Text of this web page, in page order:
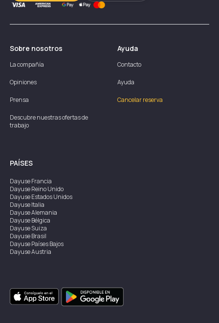
Sobre nosotros
La compañía
Opiniones
Prensa
Descubre nuestras ofertas de
trabajo
Ayuda
Contacto
Ayuda
Cancelar reserva
PAÍSES
DayuseFrancia
DayuseReino Unido
DayuseEstados Unidos
DayuseItalia
DayuseAlemania
DayuseBélgica
DayuseSuiza
DayuseBrasil
DayusePaíses Bajos
DayuseAustria
DayuseSingapur
DayuseSuecia
DayuseTailandia